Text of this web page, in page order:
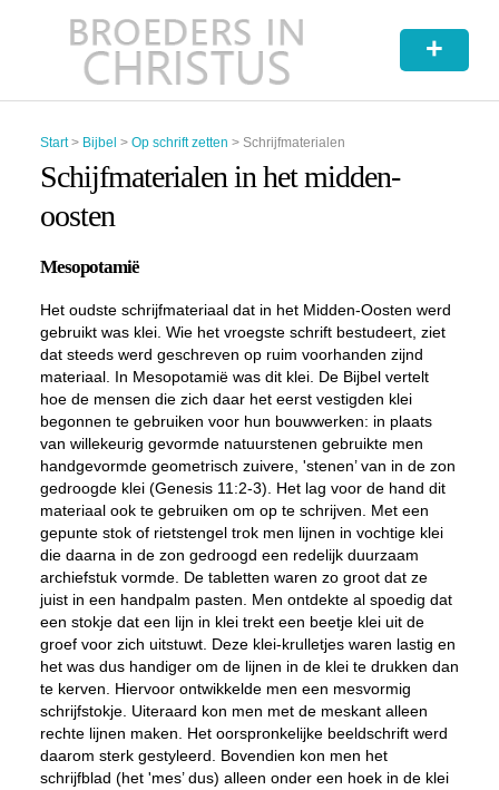
+
Start> Bijbel > Op schrift zetten > Schrijfmaterialen
Schijfmaterialen in het midden-
oosten
Mesopotamië
Het oudste schrijfmateriaal dat in het Midden-Oosten werd
gebruikt was klei. Wie het vroegste schrift bestudeert, ziet
dat steeds werd geschreven op ruim voorhanden zijnd
materiaal. In Mesopotamië was dit klei. De Bijbel vertelt
hoe de mensen die zich daar het eerst vestigden klei
begonnen te gebruiken voor hun bouwwerken: in plaats
van willekeurig gevormde natuurstenen gebruikte men
handgevormde geometrisch zuivere, 'stenen’ van in de zon
gedroogde klei (Genesis 11:2-3). Het lag voor de hand dit
materiaal ook te gebruiken om op te schrijven. Met een
gepunte stok of rietstengel trok men lijnen in vochtige klei
die daarna in de zon gedroogd een redelijk duurzaam
archiefstuk vormde. De tabletten waren zo groot dat ze
juist in een handpalm pasten. Men ontdekte al spoedig dat
een stokje dat een lijn in klei trekt een beetje klei uit de
groef voor zich uitstuwt. Deze klei-krulletjes waren lastig en
het was dus handiger om de lijnen in de klei te drukken dan
te kerven. Hiervoor ontwikkelde men een mesvormig
schrijfstokje. Uiteraard kon men met de meskant alleen
rechte lijnen maken. Het oorspronkelijke beeldschrift werd
daarom sterk gestyleerd. Bovendien kon men het
schrijfblad (het 'mes’ dus) alleen onder een hoek in de klei